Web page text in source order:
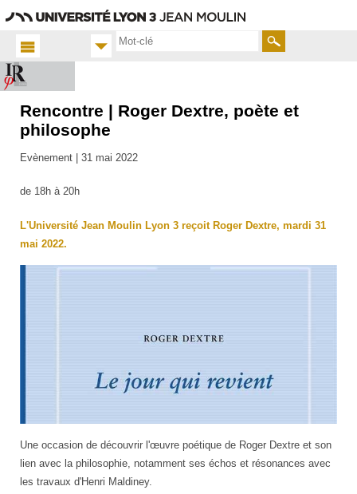
Rechercher
Accueil
Rencontre | Roger Dextre, poète et
philosophe
Evènement | 31 mai 2022
de 18h à 20h
L'Université Jean Moulin Lyon 3 reçoit Roger Dextre, mardi 31
mai 2022.
Une occasion de découvrir l'œuvre poétique de Roger Dextre et son
lien avec la philosophie, notamment ses échos et résonances avec
les travaux d'Henri Maldiney.